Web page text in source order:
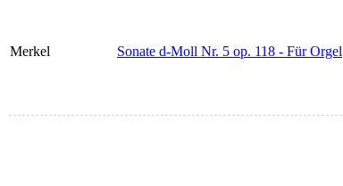
Merkel Sonate d-Moll Nr. 5 op. 118 - Für Orgel